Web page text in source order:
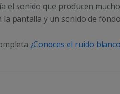
el sonido que producen
pantalla y un sonido de
¿Conoces el ruido